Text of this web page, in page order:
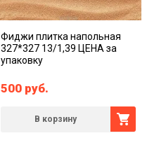
Фиджи плитка напольная
327*327 13/1,39 ЦЕНА за
упаковку
500 руб.
В корзину